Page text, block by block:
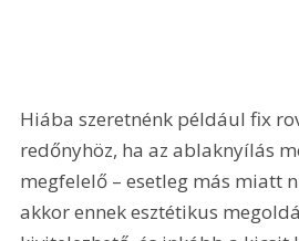
Hiába szeretnénk például fix
redőnyhöz, ha az ablaknyílás
megfelelő – esetleg más miatt
akkor ennek esztétikus